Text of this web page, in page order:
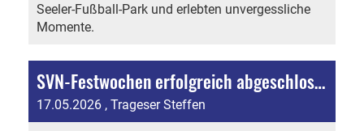
Seeler-Fußball-Park und erlebten unvergessliche
Momente.
SVN-Festwochen erfolgreich abgeschlossen: Knobi-Fest, Jugendturnier, Live-Band und Hähnchenfest
17.05.2026 , Trageser Steffen